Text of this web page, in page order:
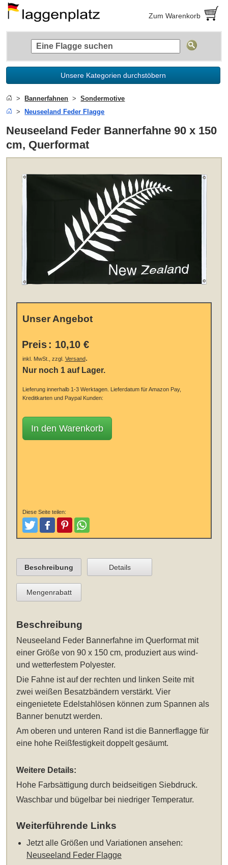
Zum Warenkorb
Unsere Kategorien durchstöbern
Bannerfahnen
Sondermotive
Neuseeland Feder Flagge
Neuseeland Feder Bannerfahne 90 x 150
cm, Querformat
Unser Angebot
Preis : 10,10 €
inkl. MwSt., zzgl. Versand.
Nur noch 1 auf Lager.
Lieferung innerhalb 1-3 Werktagen.
Lieferdatum für Amazon Pay,
Kreditkarten und Paypal Kunden:
In den Warenkorb
Diese Seite teilen:
TweetenPostenPinterestTeilen
Beschreibung Details
Mengenrabatt
Beschreibung
Neuseeland Feder Bannerfahne im Querformat mit
einer Größe von 90 x 150 cm, produziert aus wind-
und wetterfestem Polyester.
Die Fahne ist auf der rechten und linken Seite mit
zwei weißen Besatzbändern verstärkt. Vier
eingenietete Edelstahlösen können zum Spannen als
Banner benutzt werden.
Am oberen und unteren Rand ist die Bannerflagge für
eine hohe Reißfestigkeit doppelt gesäumt.
Weitere Details:
Hohe Farbsättigung durch beidseitigen Siebdruck.
Waschbar und bügelbar bei niedriger Temperatur.
Weiterführende Links
Jetzt alle Größen und Variationen ansehen:
Neuseeland Feder Flagge